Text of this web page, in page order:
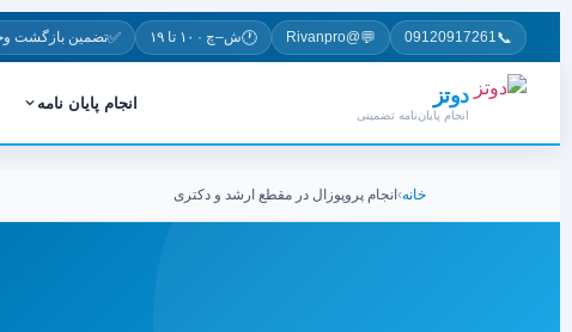
📞
09120917261
💬
@Rivanpro
🕐ش–چ · ۱۰ تا ۱۹ ✅تضمین بازگشت
دوتز
انجام پایان‌نامه تضمینی
انجام پایان نامه
خانه› انجام پروپوزال در مقطع ارشد و دکتری